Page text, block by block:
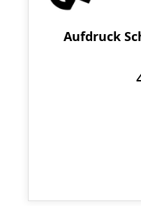
Aufdruck